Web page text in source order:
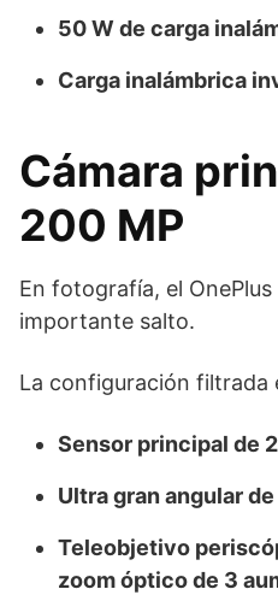
50 W de carga
Carga inalámbrica
Cámara
200 MP
En fotografía, el
importante salto.
La configuración filtrada
Sensor principal de
Ultra gran angular de
Teleobjetivo
zoom óptico de 3